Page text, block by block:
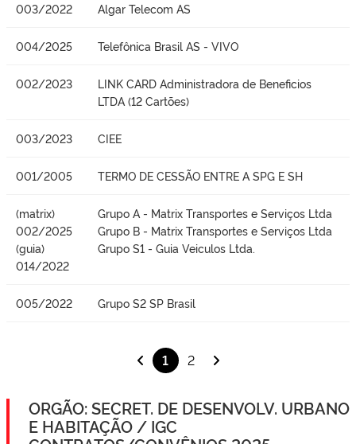
003/2022 Algar Telecom AS
004/2025 Telefônica Brasil AS - VIVO
002/2023
LINK CARD Administradora de Beneficios
LTDA (12 Cartões)
003/2023 CIEE
001/2005 TERMO DE CESSÃO ENTRE A SPG E SH
(matrix)
002/2025
(guia)
014/2022
Grupo A - Matrix Transportes e Serviços Ltda
Grupo B - Matrix Transportes e Serviços Ltda
Grupo S1 - Guia Veiculos Ltda.
005/2022 Grupo S2 SP Brasil
1 2
ORGÃO: SECRET. DE DESENVOLV. URBANO
E HABITAÇÃO / IGC